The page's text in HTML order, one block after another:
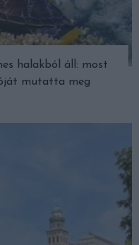
halakból áll: most
mutatta meg